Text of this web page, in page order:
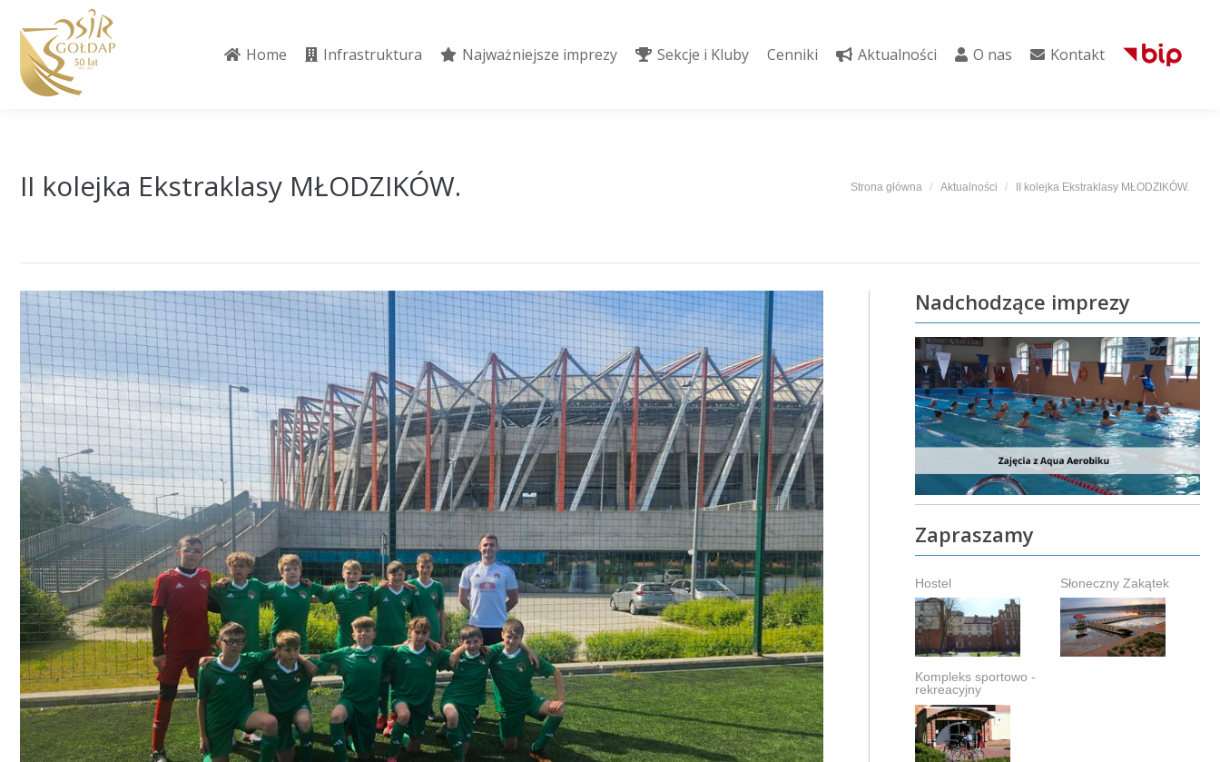
Home Infrastruktura Najważniejsze imprezy Sekcje i Kluby Cenniki Aktualności O nas Kontakt
II kolejka Ekstraklasy MŁODZIKÓW. Jesteś tutaj:
Strona główna Aktualności II kolejka Ekstraklasy MŁODZIKÓW.
Nadchodzące imprezy
Zapraszamy
Hostel Słoneczny Zakątek
Kompleks sportowo -
rekreacyjny
Home Infrastruktura Najważniejsze imprezy Sekcje i Kluby Cenniki Aktualności O nas Kontakt